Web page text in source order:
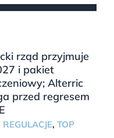
rząd przyjmuje
i pakiet
Alterric
przed regresem
REGULACJE, TOP